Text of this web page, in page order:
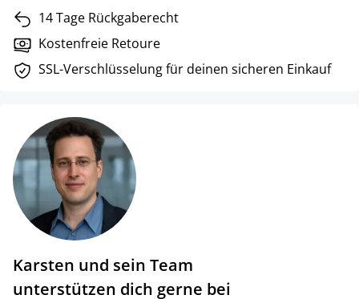
14 Tage Rückgaberecht
Kostenfreie Retoure
SSL-Verschlüsselung für deinen sicheren Einkauf
Karsten und sein Team
unterstützen dich gerne bei